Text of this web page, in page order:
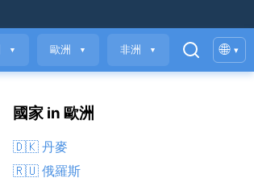
▼ 歐洲 ▼ 非洲 ▼ 🌐 ▾
國家 in 歐洲
🇩🇰 丹麥
🇷🇺 俄羅斯